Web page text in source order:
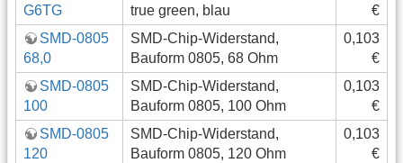
G6TG
true green, blau
€
SMD-0805
68,0
SMD-Chip-Widerstand,
Bauform 0805, 68 Ohm
0,103
€
SMD-0805
100
SMD-Chip-Widerstand,
Bauform 0805, 100 Ohm
0,103
€
SMD-0805
120
SMD-Chip-Widerstand,
Bauform 0805, 120 Ohm
0,103
€